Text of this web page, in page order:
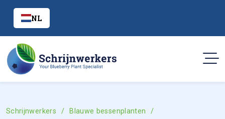
NL
Schrijnwerkers
Blauwe bessenplanten